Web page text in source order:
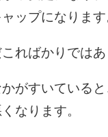
ャップになります
こればかりではあ
がすいている
なります。